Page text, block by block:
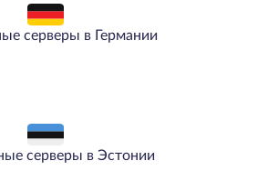
серверы в Германии
серверы в Эстонии